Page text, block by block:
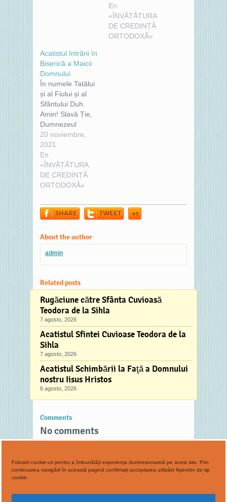
Folosim cookie-uri pentru a îmbunătăți experiența dumneavoastră pe acest site. Prin
continuarea navigării în această pagină confirmați acceptarea utilizării fișierelor de tip
cookie.
bunăvoinței lui
Dumnezeu și
propovăduirea
mântuirii
En
«ÎNVĂȚĂTURA
DE CREDINȚĂ
ORTODOXĂ»
Acatistul Intrării în
Biserică a Maicii
Domnului
În numele Tatălui
și al Fiului și al
Sfântului Duh.
Amin! Slavă Ție,
Dumnezeul
nostru, slavă Ție.
Împărate ceresc,
Mângâietorule,
Duhul adevărului,
Care
pretutindenea ești
împlinești,
Vistierul
dătătorule de
viață, vino și Te
sălășluiește întru
noi, și ne
de toată
întinăciunea și…
20 noviembre,
2021
En
«ÎNVĂȚĂTURA
DE CREDINȚĂ
ORTODOXĂ»
SHARE TWEET +1
About the author
admin
Related posts
Rugăciune către Sfânta Cuvioasă
Teodora de la Sihla
7 agosto, 2026
Acatistul Sfintei Cuvioase Teodora de la
Sihla
7 agosto, 2026
Acatistul Schimbării la Faţă a Domnului
nostru Iisus Hristos
6 agosto, 2026
Comments
No comments